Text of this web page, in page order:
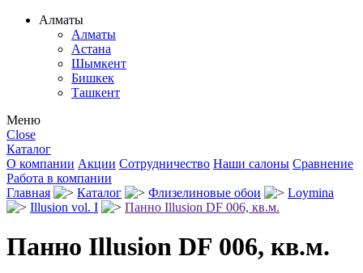
Алматы
Алматы
Астана
Шымкент
Бишкек
Ташкент
Меню
Close
Каталог
О компании Акции Сотрудничество Наши салоны Сравнение
Работа в компании
Главная
Каталог Флизелиновые обои
Loymina
Illusion vol. I
Панно Illusion DF 006, кв.м.
Панно Illusion DF 006, кв.м.